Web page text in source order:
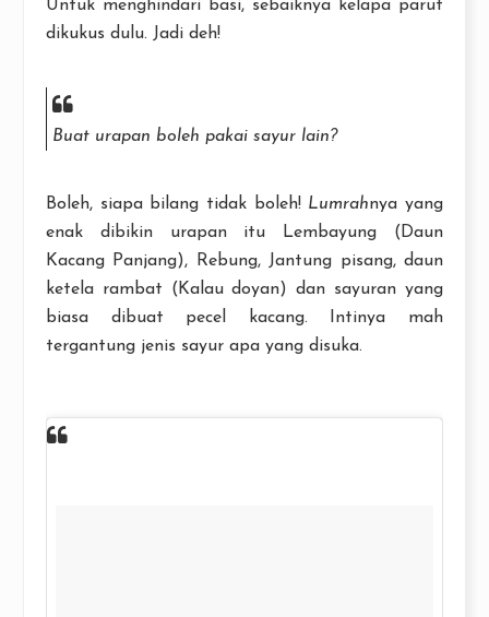
Untuk menghindari basi, sebaiknya kelapa parut
dikukus dulu. Jadi deh!
Buat urapan boleh pakai sayur lain?
Boleh, siapa bilang tidak boleh! Lumrahnya yang
enak dibikin urapan itu Lembayung (Daun
Kacang Panjang), Rebung, Jantung pisang, daun
ketela rambat (Kalau doyan) dan sayuran yang
biasa dibuat pecel kacang. Intinya mah
tergantung jenis sayur apa yang disuka.